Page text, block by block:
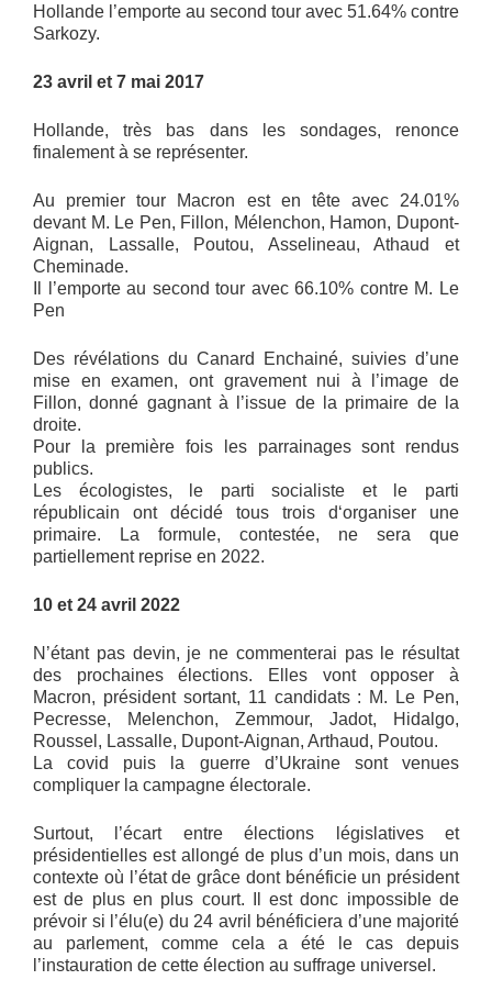
Hollande l’emporte au second tour avec 51.64% contre
Sarkozy.
23 avril et 7 mai 2017
Hollande, très bas dans les sondages, renonce
finalement à se représenter.
Au premier tour Macron est en tête avec 24.01%
devant M. Le Pen, Fillon, Mélenchon, Hamon, Dupont-
Aignan, Lassalle, Poutou, Asselineau, Athaud et
Cheminade.
Il l’emporte au second tour avec 66.10% contre M. Le
Pen
Des révélations du Canard Enchainé, suivies d’une
mise en examen, ont gravement nui à l’image de
Fillon, donné gagnant à l’issue de la primaire de la
droite.
Pour la première fois les parrainages sont rendus
publics.
Les écologistes, le parti socialiste et le parti
républicain ont décidé tous trois d‘organiser une
primaire. La formule, contestée, ne sera que
partiellement reprise en 2022.
10 et 24 avril 2022
N’étant pas devin, je ne commenterai pas le résultat
des prochaines élections. Elles vont opposer à
Macron, président sortant, 11 candidats : M. Le Pen,
Pecresse, Melenchon, Zemmour, Jadot, Hidalgo,
Roussel, Lassalle, Dupont-Aignan, Arthaud, Poutou.
La covid puis la guerre d’Ukraine sont venues
compliquer la campagne électorale.
Surtout, l’écart entre élections législatives et
présidentielles est allongé de plus d’un mois, dans un
contexte où l’état de grâce dont bénéficie un président
est de plus en plus court. Il est donc impossible de
prévoir si l’élu(e) du 24 avril bénéficiera d’une majorité
au parlement, comme cela a été le cas depuis
l’instauration de cette élection au suffrage universel.